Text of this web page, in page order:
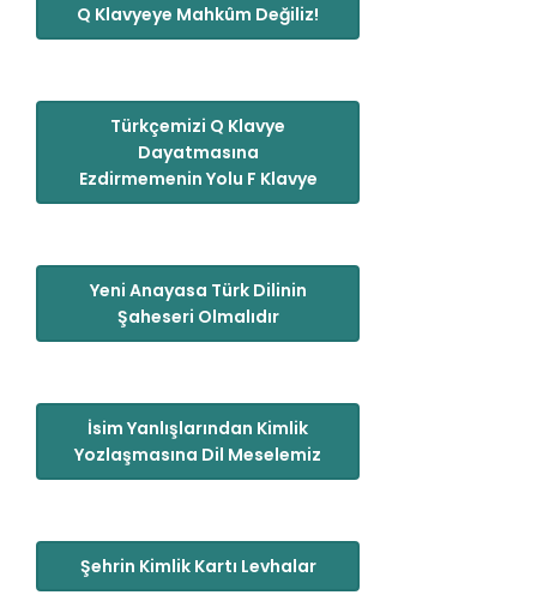
Q Klavyeye Mahkûm Değiliz!
Türkçemizi Q Klavye
Dayatmasına
Ezdirmemenin Yolu F Klavye
Yeni Anayasa Türk Dilinin
Şaheseri Olmalıdır
İsim Yanlışlarından Kimlik
Yozlaşmasına Dil Meselemiz
Şehrin Kimlik Kartı Levhalar